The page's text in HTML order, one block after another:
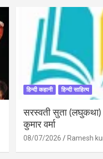
हिन्दी कहानी हिन्दी साहित्य
सरस्वती सुता (लघुकथा)
कुमार वर्मा
08/07/2026 Ramesh